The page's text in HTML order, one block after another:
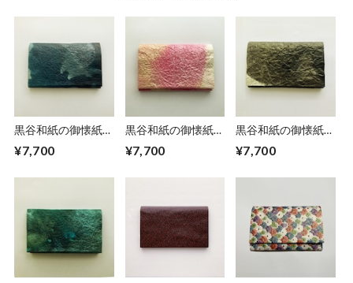
黒谷和紙の御懐紙入
¥7,700
黒谷和紙の御懐紙入
¥7,700
黒谷和紙の御懐紙入
¥7,700